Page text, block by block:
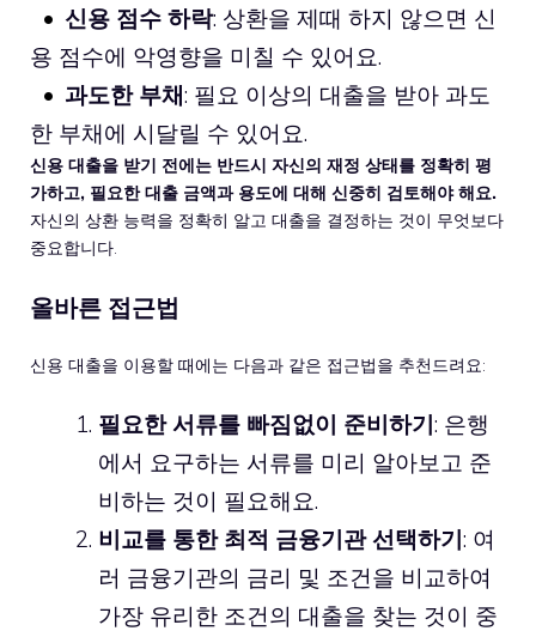
신용 점수 하락: 상환을 제때 하지 않으면 신
용 점수에 악영향을 미칠 수 있어요.
과도한 부채: 필요 이상의 대출을 받아 과도
한 부채에 시달릴 수 있어요.
신용 대출을 받기 전에는 반드시 자신의 재정 상태를 정확히 평
가하고, 필요한 대출 금액과 용도에 대해 신중히 검토해야 해요.
자신의 상환 능력을 정확히 알고 대출을 결정하는 것이 무엇보다
중요합니다.
올바른 접근법
신용 대출을 이용할 때에는 다음과 같은 접근법을 추천드려요:
필요한 서류를 빠짐없이 준비하기: 은행
에서 요구하는 서류를 미리 알아보고 준
비하는 것이 필요해요.
비교를 통한 최적 금융기관 선택하기: 여
러 금융기관의 금리 및 조건을 비교하여
가장 유리한 조건의 대출을 찾는 것이 중